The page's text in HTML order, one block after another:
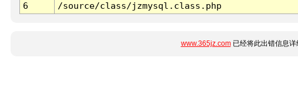
6
/source/class/jzmysql.class.php
www.365jz.com已经将此出错信息详